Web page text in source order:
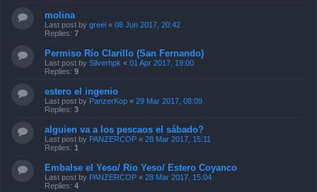
molina
Last post by greel « 08 Jun 2017, 20:42
Replies: 7
Permiso Río Clarillo (San Fernando)
Last post by Silverhpk « 01 Apr 2017, 19:00
Replies: 9
estero el ingenio
Last post by PanzerKop « 29 Mar 2017, 08:09
Replies: 3
alguien va a los pescaos el sábado?
Last post by PANZERCOP « 28 Mar 2017, 15:11
Replies: 1
Embalse el Yeso/ Rio Yeso/ Estero Coyanco
Last post by PANZERCOP « 28 Mar 2017, 15:04
Replies: 4